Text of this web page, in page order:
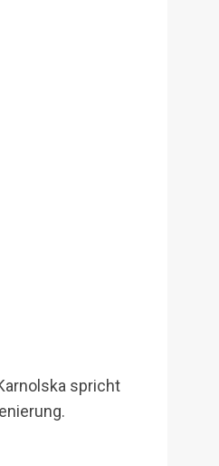
spricht